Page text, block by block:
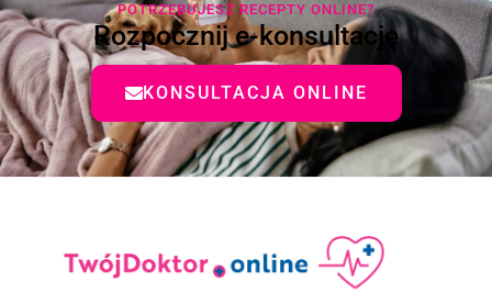
POTRZEBUJESZ RECEPTY ONLINE?
Rozpocznij e-konsultację
KONSULTACJA ONLINE